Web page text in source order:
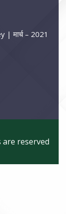
| मार्च – 2021
reserved